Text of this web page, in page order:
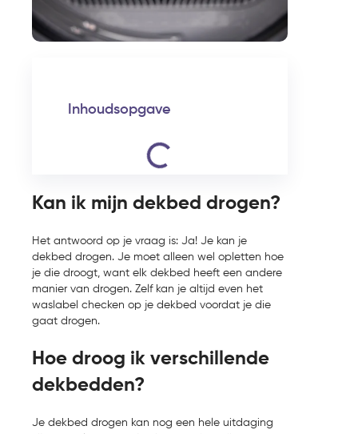
Inhoudsopgave
Kan ik mijn dekbed drogen?
Het antwoord op je vraag is: Ja! Je kan je
dekbed drogen. Je moet alleen wel opletten hoe
je die droogt, want elk dekbed heeft een andere
manier van drogen. Zelf kan je altijd even het
waslabel checken op je dekbed voordat je die
gaat drogen.
Hoe droog ik verschillende
dekbedden?
Je dekbed drogen kan nog een hele uitdaging